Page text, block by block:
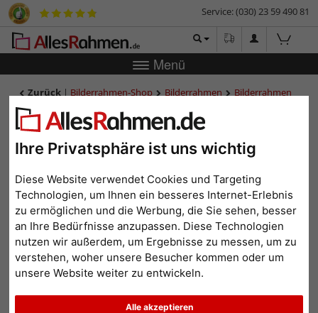
Ihre Privatsphäre ist uns wichtig
Diese Website verwendet Cookies und Targeting
Technologien, um Ihnen ein besseres Internet-Erlebnis
zu ermöglichen und die Werbung, die Sie sehen, besser
an Ihre Bedürfnisse anzupassen. Diese Technologien
nutzen wir außerdem, um Ergebnisse zu messen, um zu
verstehen, woher unsere Besucher kommen oder um
unsere Website weiter zu entwickeln.
Alle akzeptieren
Service: (030) 23 59 490 81
Menü
Zurück | Bilderrahmen-Shop Bilderrahmen
Bilderrahmen
Barock & Antik
Barock-Bilderrahmen Bingen
Zurück